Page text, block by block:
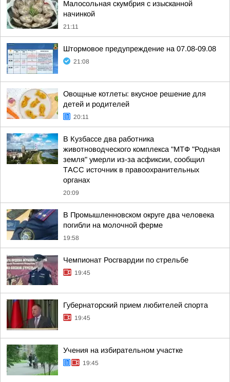
Малосольная скумбрия с изысканной
начинкой
21:11
Штормовое предупреждение на 07.08-09.08
21:08
Овощные котлеты: вкусное решение для
детей и родителей
20:11
В Кузбассе два работника
животноводческого комплекса "МТФ "Родная
земля" умерли из-за асфиксии, сообщил
ТАСС источник в правоохранительных
органах
20:09
В Промышленновском округе два человека
погибли на молочной ферме
19:58
Чемпионат Росгвардии по стрельбе
19:45
Губернаторский прием любителей спорта
19:45
Учения на избирательном участке
19:45